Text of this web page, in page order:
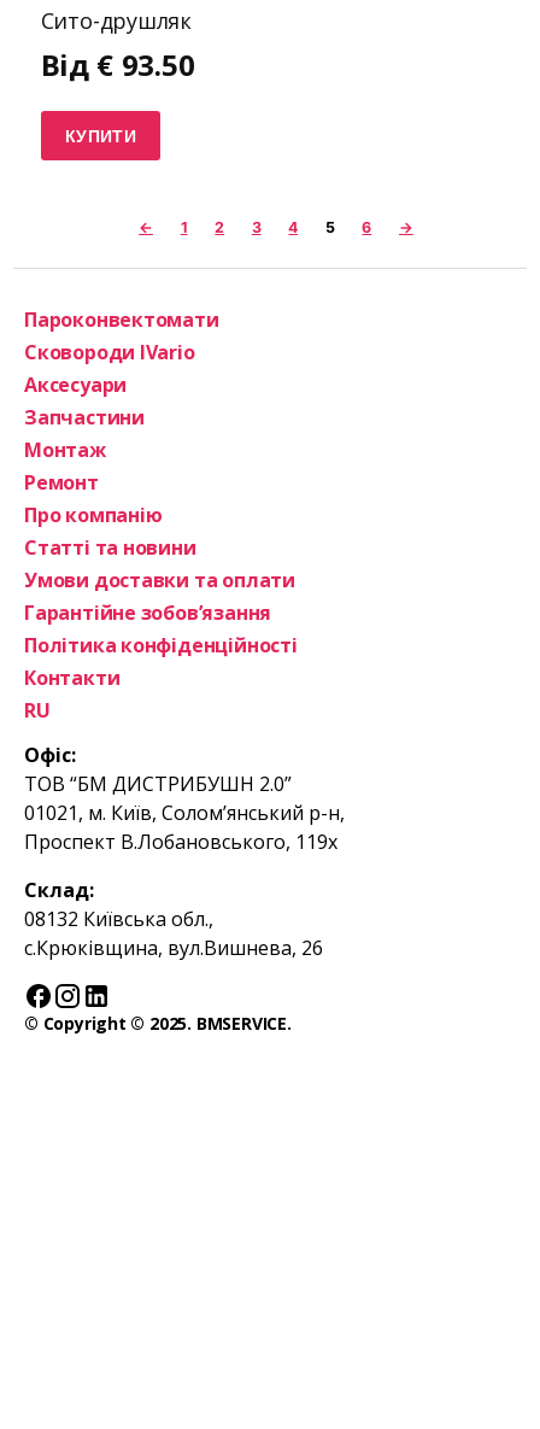
Сито-друшляк
Від € 93.50
КУПИТИ
← 1 2 3 4 5 6 →
Офіс:
ТОВ “БМ ДИСТРИБУШН 2.0”
01021, м. Київ, Солом’янський р-н,
Проспект В.Лобановського, 119х
Склад:
08132 Київська обл.,
с.Крюківщина, вул.Вишнева, 26
Пароконвектомати
Сковороди IVario
Аксесуари
Запчастини
Монтаж
Ремонт
Про компанію
Статті та новини
Умови доставки та оплати
Гарантійне зобов’язання
Політика конфіденційності
Контакти
RU
© Copyright © 2025. BMSERVICE.